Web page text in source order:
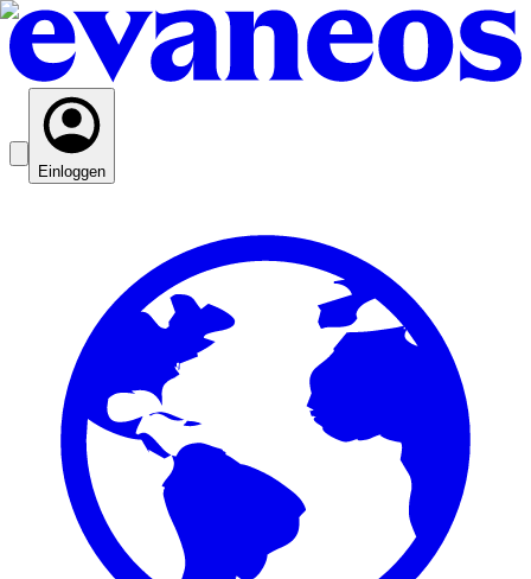
Einloggen